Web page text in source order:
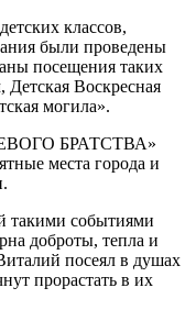
классов,
были проведены
посещения таких
Воскресная
могила».
БРАТСТВА»
места города и
такими событиями
доброты, тепла и
посеял в душах
прорастать в их